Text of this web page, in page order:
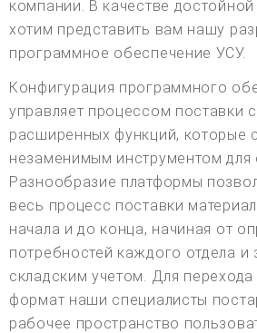
компании. В качестве
хотим представить вам нашу
программное обеспечение УСУ.
Конфигурация программного
управляет процессом поставки
расширенных функций, которые
незаменимым инструментом для
Разнообразие платформы
весь процесс поставки
начала и до конца, начиная от
потребностей каждого отдела и
складским учетом. Для
формат наши специалисты
рабочее пространство